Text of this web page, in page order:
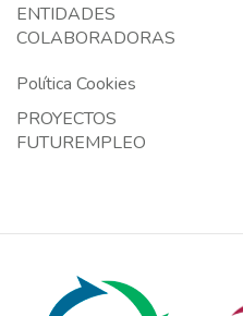
ENTIDADES
COLABORADORAS
Política Cookies
PROYECTOS
FUTUREMPLEO